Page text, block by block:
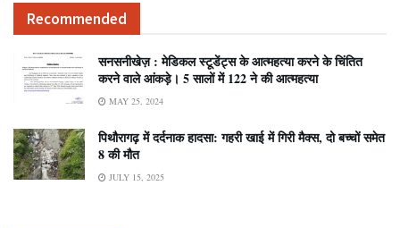
Recommended
सनसनीखेज़ : मेडिकल स्टूडेंट्स के आत्महत्या करने के चिंतित
करने वाले आंकड़े। 5 सालों में 122 ने की आत्महत्या
MAY 25, 2024
पिथौरागढ़ में दर्दनाक हादसा: गहरी खाई में गिरी मैक्स, दो बच्चों समेत
8 की मौत
JULY 15, 2025